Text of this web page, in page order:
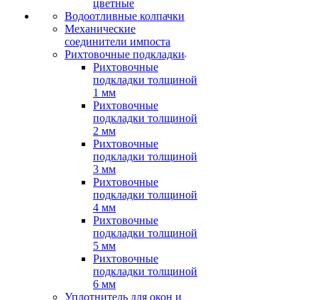
цветные
Водоотливные колпачки
Механические
соединители импоста
Рихтовочные подкладки
Рихтовочные
подкладки толщиной
1 мм
Рихтовочные
подкладки толщиной
2 мм
Рихтовочные
подкладки толщиной
3 мм
Рихтовочные
подкладки толщиной
4 мм
Рихтовочные
подкладки толщиной
5 мм
Рихтовочные
подкладки толщиной
6 мм
Уплотнитель для окон и